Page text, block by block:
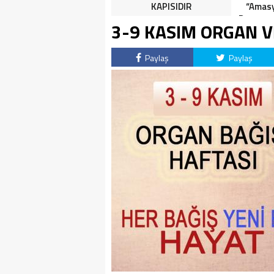
KAPISIDIR
İçin
3-9 KASIM ORGAN
Paylaş Paylaş